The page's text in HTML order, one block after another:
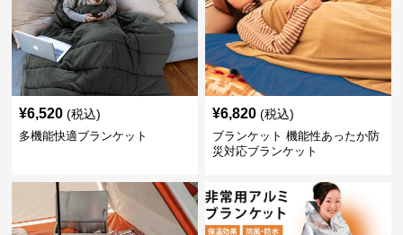
¥6,520 (税込)
多機能快適ブランケット
¥6,820 (税込)
ブランケット 機能性あったか防
災対応ブランケット